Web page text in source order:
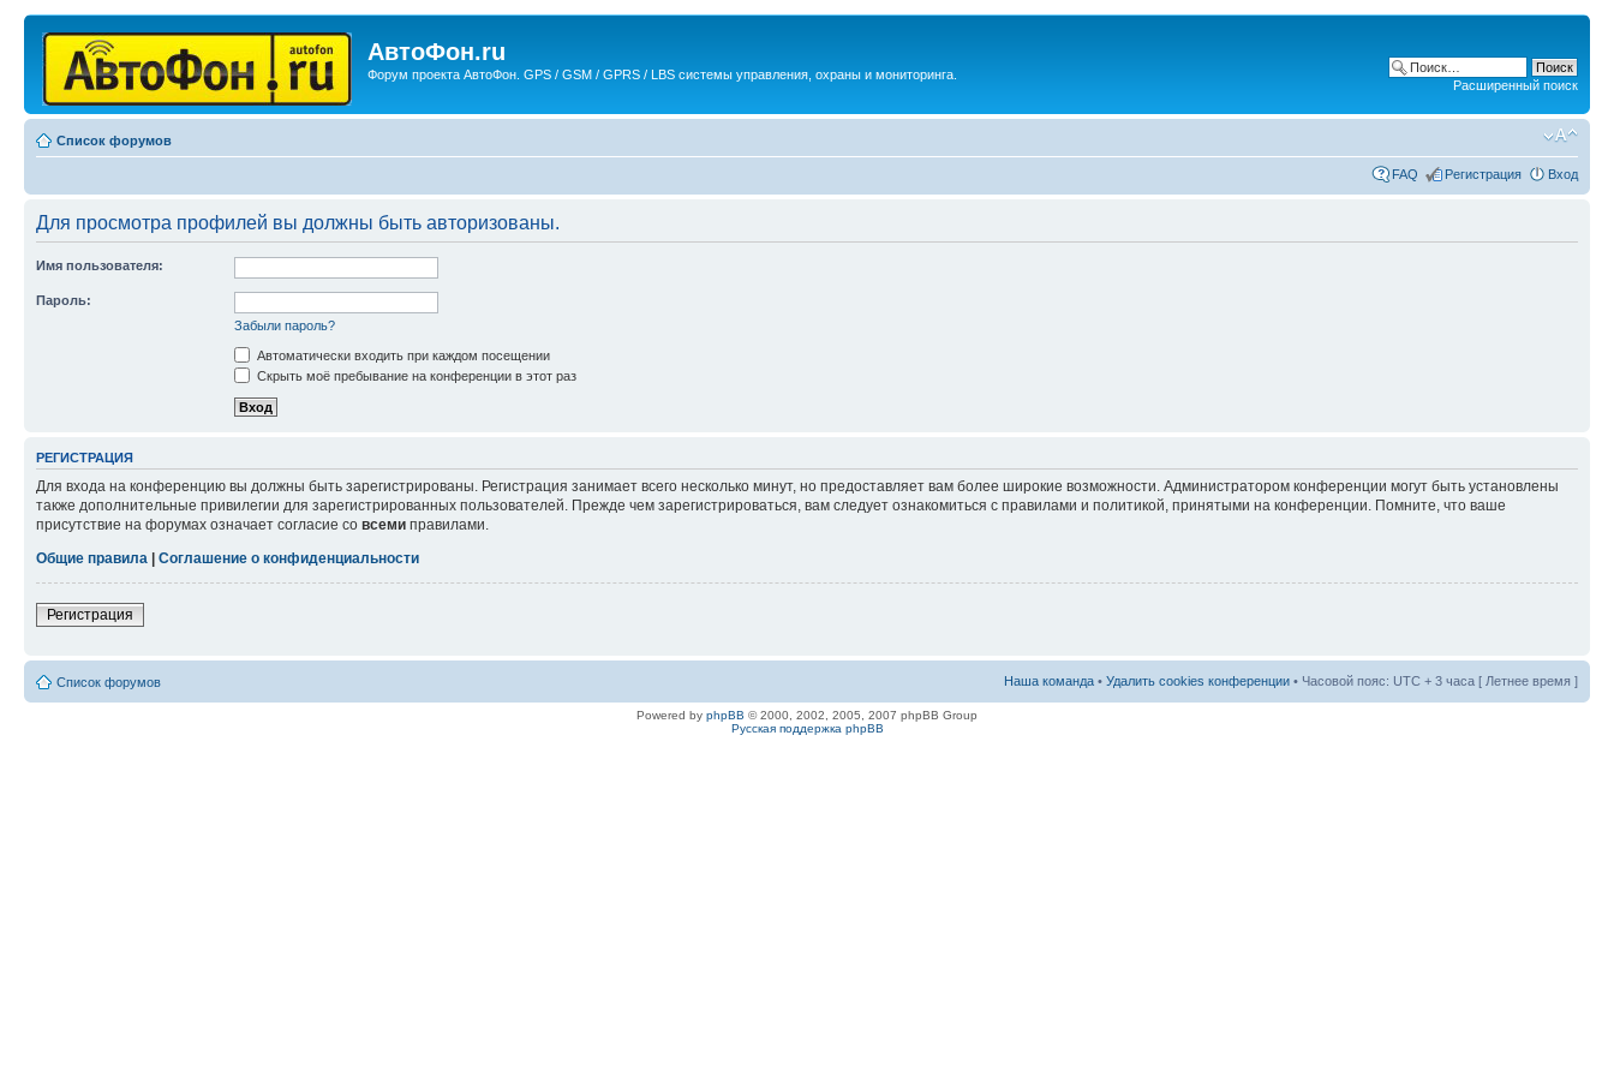
АвтоФон.ru
Форум проекта АвтоФон. GPS / GSM / GPRS / LBS системы управления, охраны и мониторинга.
Расширенный поиск
Список форумов
FAQ Регистрация Вход
Для просмотра профилей вы должны быть авторизованы.
Имя пользователя:
Пароль:
Забыли пароль?
Автоматически входить при каждом посещении
Скрыть моё пребывание на конференции в этот раз
РЕГИСТРАЦИЯ
Для входа на конференцию вы должны быть зарегистрированы. Регистрация занимает всего несколько минут, но предоставляет вам более широкие возможности. Администратором конференции могут быть установлены
также дополнительные привилегии для зарегистрированных пользователей. Прежде чем зарегистрироваться, вам следует ознакомиться с правилами и политикой, принятыми на конференции. Помните, что ваше
присутствие на форумах означает согласие со всеми правилами.
Общие правила | Соглашение о конфиденциальности
Регистрация
Список форумов Наша команда • Удалить cookies конференции • Часовой пояс: UTC + 3 часа [ Летнее время ]
Powered by phpBB © 2000, 2002, 2005, 2007 phpBB Group
Русская поддержка phpBB